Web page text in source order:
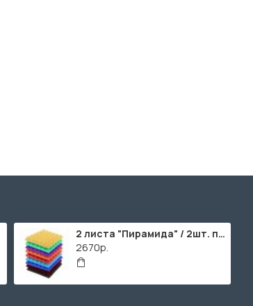
2 листа "Пирамида" / 2шт. по 2000х1000мм
2670р.